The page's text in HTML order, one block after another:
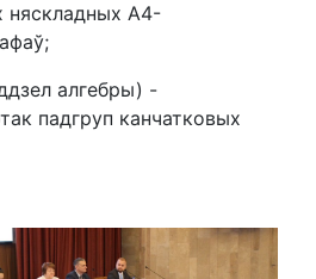
няскладных A4-
алгебры) -
падгруп канчатковых